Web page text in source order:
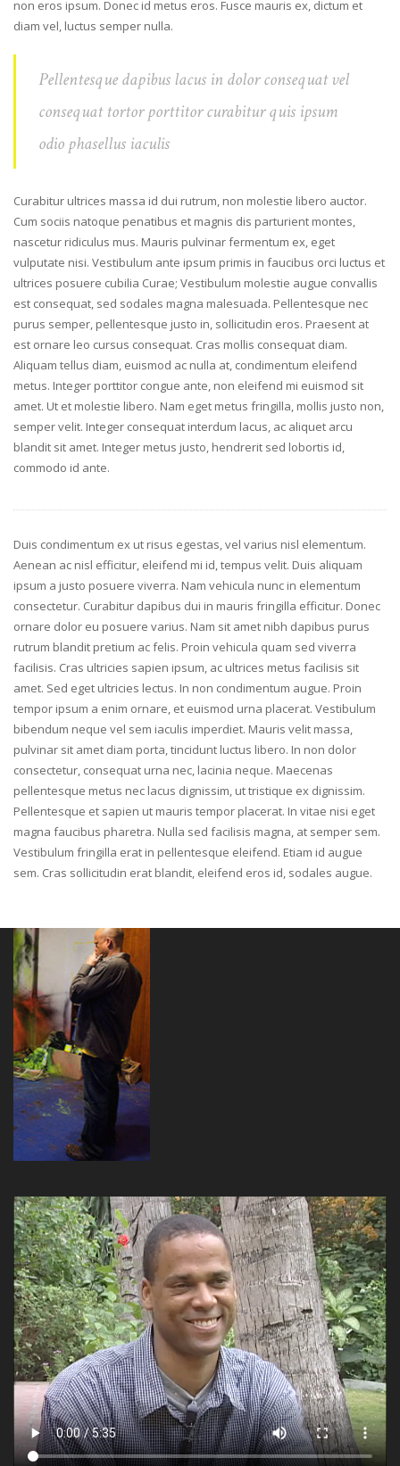
non eros ipsum. Donec id metus eros. Fusce mauris ex, dictum et
diam vel, luctus semper nulla.
Pellentesque dapibus lacus in dolor consequat vel
consequat tortor porttitor curabitur quis ipsum
odio phasellus iaculis
Curabitur ultrices massa id dui rutrum, non molestie libero auctor.
Cum sociis natoque penatibus et magnis dis parturient montes,
nascetur ridiculus mus. Mauris pulvinar fermentum ex, eget
vulputate nisi. Vestibulum ante ipsum primis in faucibus orci luctus et
ultrices posuere cubilia Curae; Vestibulum molestie augue convallis
est consequat, sed sodales magna malesuada. Pellentesque nec
purus semper, pellentesque justo in, sollicitudin eros. Praesent at
est ornare leo cursus consequat. Cras mollis consequat diam.
Aliquam tellus diam, euismod ac nulla at, condimentum eleifend
metus. Integer porttitor congue ante, non eleifend mi euismod sit
amet. Ut et molestie libero. Nam eget metus fringilla, mollis justo non,
semper velit. Integer consequat interdum lacus, ac aliquet arcu
blandit sit amet. Integer metus justo, hendrerit sed lobortis id,
commodo id ante.
Duis condimentum ex ut risus egestas, vel varius nisl elementum.
Aenean ac nisl efficitur, eleifend mi id, tempus velit. Duis aliquam
ipsum a justo posuere viverra. Nam vehicula nunc in elementum
consectetur. Curabitur dapibus dui in mauris fringilla efficitur. Donec
ornare dolor eu posuere varius. Nam sit amet nibh dapibus purus
rutrum blandit pretium ac felis. Proin vehicula quam sed viverra
facilisis. Cras ultricies sapien ipsum, ac ultrices metus facilisis sit
amet. Sed eget ultricies lectus. In non condimentum augue. Proin
tempor ipsum a enim ornare, et euismod urna placerat. Vestibulum
bibendum neque vel sem iaculis imperdiet. Mauris velit massa,
pulvinar sit amet diam porta, tincidunt luctus libero. In non dolor
consectetur, consequat urna nec, lacinia neque. Maecenas
pellentesque metus nec lacus dignissim, ut tristique ex dignissim.
Pellentesque et sapien ut mauris tempor placerat. In vitae nisi eget
magna faucibus pharetra. Nulla sed facilisis magna, at semper sem.
Vestibulum fringilla erat in pellentesque eleifend. Etiam id augue
sem. Cras sollicitudin erat blandit, eleifend eros id, sodales augue.